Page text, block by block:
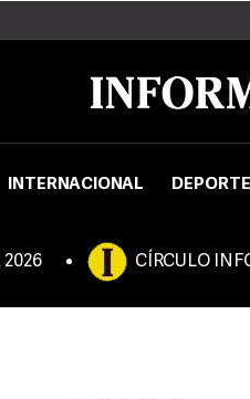
INTERNACIONAL DEPORTE
2026 CÍRCULO